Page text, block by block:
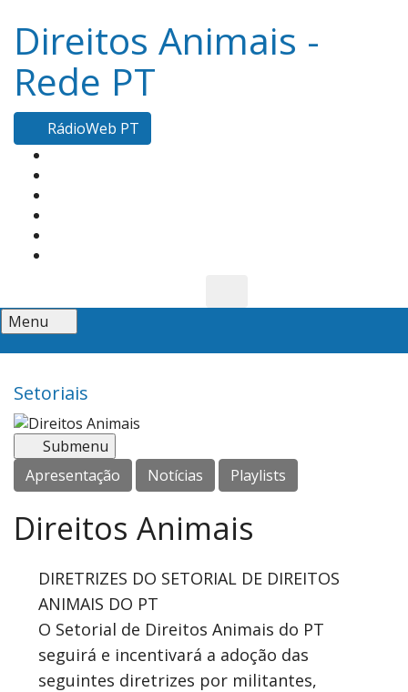
Direitos Animais -
Rede PT
RádioWeb PT
Menu
Setoriais
MenuSubmenu
Apresentação
Notícias Playlists
Direitos Animais
DIRETRIZES DO SETORIAL DE DIREITOS
ANIMAIS DO PT
O Setorial de Direitos Animais do PT
seguirá e incentivará a adoção das
seguintes diretrizes por militantes,